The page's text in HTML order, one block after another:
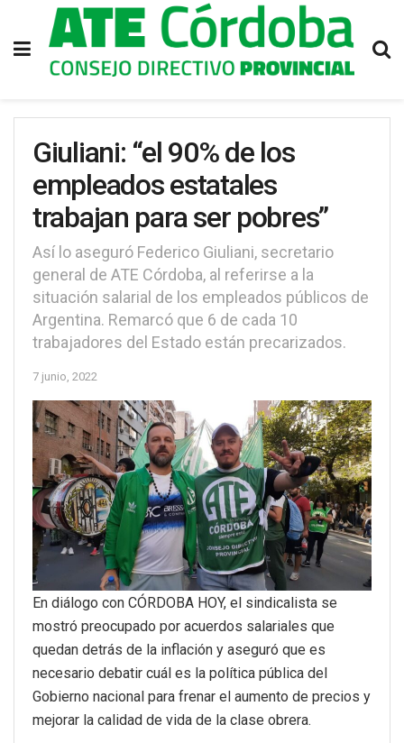
Giuliani: “el 90% de los
empleados estatales
trabajan para ser pobres”
Así lo aseguró Federico Giuliani, secretario
general de ATE Córdoba, al referirse a la
situación salarial de los empleados públicos de
Argentina. Remarcó que 6 de cada 10
trabajadores del Estado están precarizados.
7 junio, 2022
En diálogo con CÓRDOBA HOY, el sindicalista se
mostró preocupado por acuerdos salariales que
quedan detrás de la inflación y aseguró que es
necesario debatir cuál es la política pública del
Gobierno nacional para frenar el aumento de precios y
mejorar la calidad de vida de la clase obrera.